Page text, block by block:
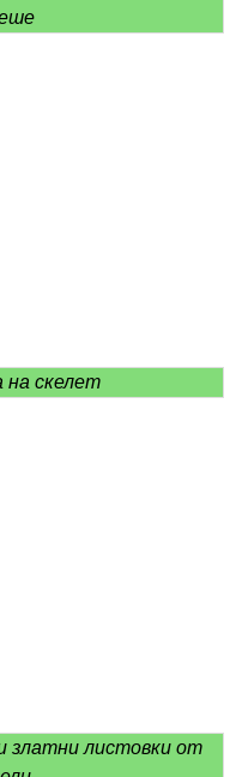
скелет
златни листовки от